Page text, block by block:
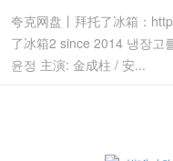
夸克网盘丨拜托了冰箱：
了冰箱2 since 2014 냉장고
윤정 主演: 金成柱 / 安...